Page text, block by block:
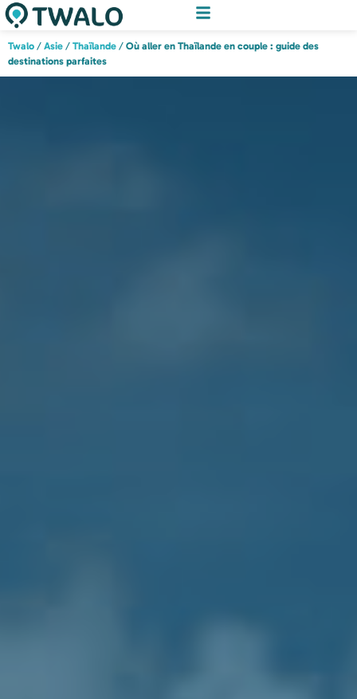
Twalo / Asie / Thaïlande / Où aller en Thaïlande en couple : guide des
destinations parfaites